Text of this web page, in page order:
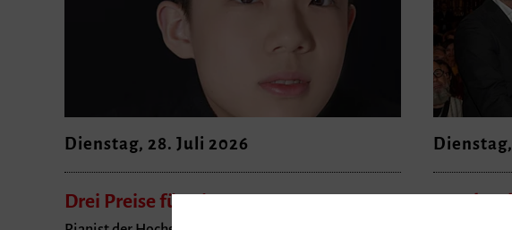
Dienstag, 28. Juli 2026
Drei Preise für Qin Zeng